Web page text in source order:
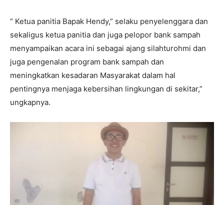
“ Ketua panitia Bapak Hendy,” selaku penyelenggara dan
sekaligus ketua panitia dan juga pelopor bank sampah
menyampaikan acara ini sebagai ajang silahturohmi dan
juga pengenalan program bank sampah dan
meningkatkan kesadaran Masyarakat dalam hal
pentingnya menjaga kebersihan lingkungan di sekitar,”
ungkapnya.